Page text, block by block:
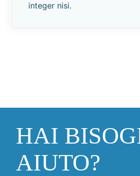
integer nisi.
HAI
AIUTO?